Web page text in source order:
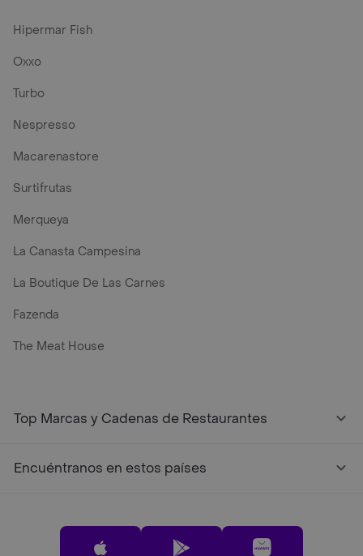
Hipermar Fish
Oxxo
Turbo
Nespresso
Macarenastore
Surtifrutas
Merqueya
La Canasta Campesina
La Boutique De Las Carnes
Fazenda
The Meat House
Top Marcas y Cadenas de Restaurantes
Encuéntranos en estos países